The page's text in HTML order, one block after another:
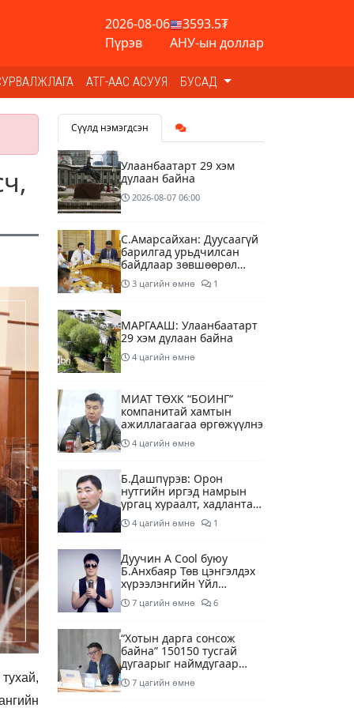
2026-08-06
Пүрэв
3593.5₮
АНУ-ын доллар
АТГ-ААС АСУУЯ БУСАД
Сүүлд нэмэгдсэн
Улаанбаатарт 29 хэм
дулаан байна
2026-08-07 06:00
С.Амарсайхан: Дуусаагүй
барилгад урьдчилсан
байдлаар зөвшөөрөл
гэрчилгээ олгохгүй
байхаар зохион
3 цагийн өмнө 1
МАРГААШ: Улаанбаатарт
29 хэм дулаан байна
4 цагийн өмнө
МИАТ ТӨХК “БОИНГ“
компанитай хамтын
ажиллагаагаа өргөжүүлнэ
4 цагийн өмнө
Б.Дашпүрэв: Орон
нутгийн иргэд намрын
ургац хураалт, хадлантай
холбоотой ШТС-уудаар
зөөврийн саваар
4 цагийн өмнө 1
Дуучин A Cool буюу
Б.Анхбаяр Төв цэнгэлдэх
хүрээлэнгийн Үйл
ажиллагаа, олон нийтийн
тоглолт хариуцсан
7 цагийн өмнө 6
“Хотын дарга сонсож
байна” 150150 тусгай
дугаарыг наймдугаар
сарын 14-нөөс
ажиллуулж эхэлнэ
7 цагийн өмнө